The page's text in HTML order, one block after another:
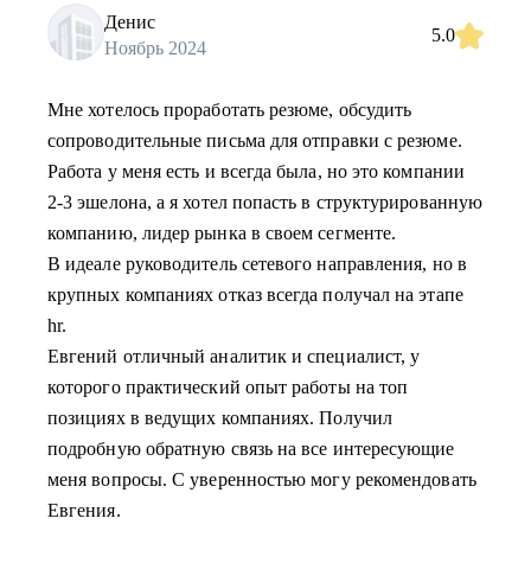
Денис
Ноябрь 2024
5.0
Мне хотелось проработать резюме, обсудить
сопроводительные письма для отправки с резюме.
Работа у меня есть и всегда была, но это компании
2-3 эшелона, а я хотел попасть в структурированную
компанию, лидер рынка в своем сегменте.
В идеале руководитель сетевого направления, но в
крупных компаниях отказ всегда получал на этапе
hr.
Евгений отличный аналитик и специалист, у
которого практический опыт работы на топ
позициях в ведущих компаниях. Получил
подробную обратную связь на все интересующие
меня вопросы. С уверенностью могу рекомендовать
Евгения.